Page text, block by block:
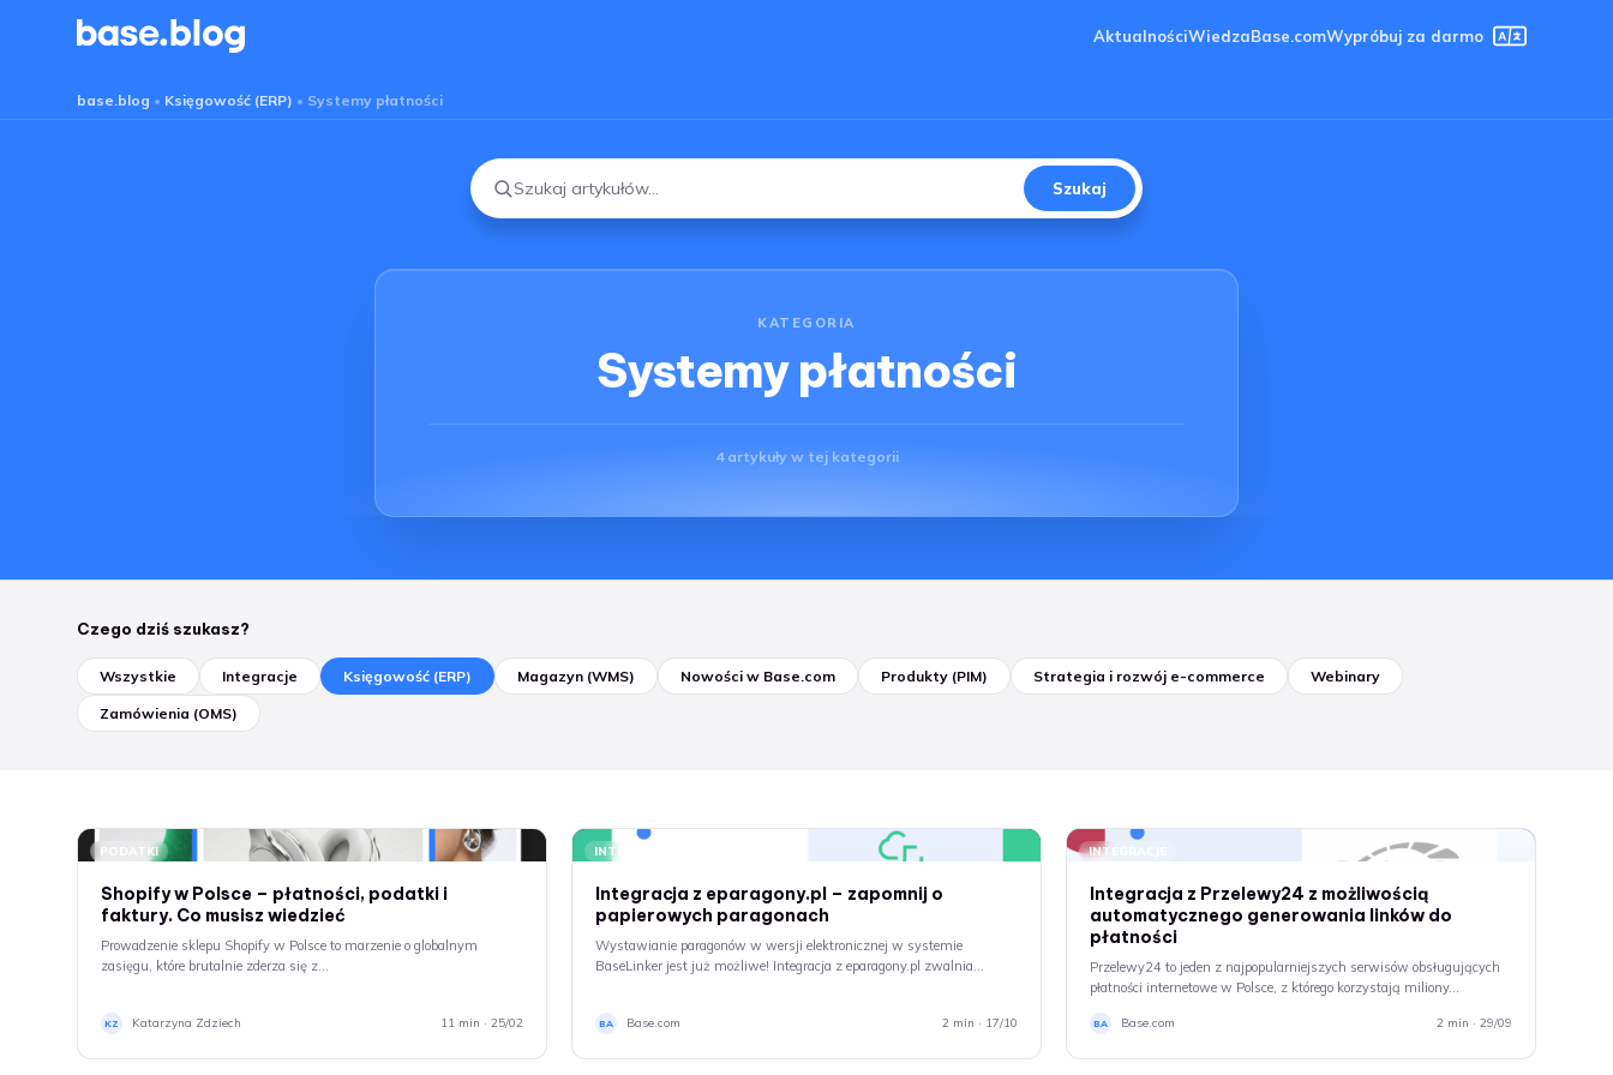
AktualnościWiedzaBase.comWypróbuj za darmo
base.blog • Księgowość (ERP) • Systemy płatności
Szukaj: Szukaj
KATEGORIA
Systemy płatności
4 artykuły w tej kategorii
Czego dziś szukasz?
Wszystkie Integracje Księgowość (ERP) Magazyn (WMS) Nowości w Base.com Produkty (PIM) Strategia i rozwój e-commerce Webinary
Zamówienia (OMS)
PODATKI
Shopify w Polsce – płatności, podatki i
faktury. Co musisz wiedzieć
Prowadzenie sklepu Shopify w Polsce to marzenie o globalnym
zasięgu, które brutalnie zderza się z…
KZ Katarzyna Zdziech 11 min · 25/02
INTEGRACJE
Integracja z eparagony.pl – zapomnij o
papierowych paragonach
Wystawianie paragonów w wersji elektronicznej w systemie
BaseLinker jest już możliwe! Integracja z eparagony.pl zwalnia…
BA Base.com 2 min · 17/10
INTEGRACJE
Integracja z Przelewy24 z możliwością
automatycznego generowania linków do
płatności
Przelewy24 to jeden z najpopularniejszych serwisów obsługujących
płatności internetowe w Polsce, z którego korzystają miliony…
BA Base.com 2 min · 29/09